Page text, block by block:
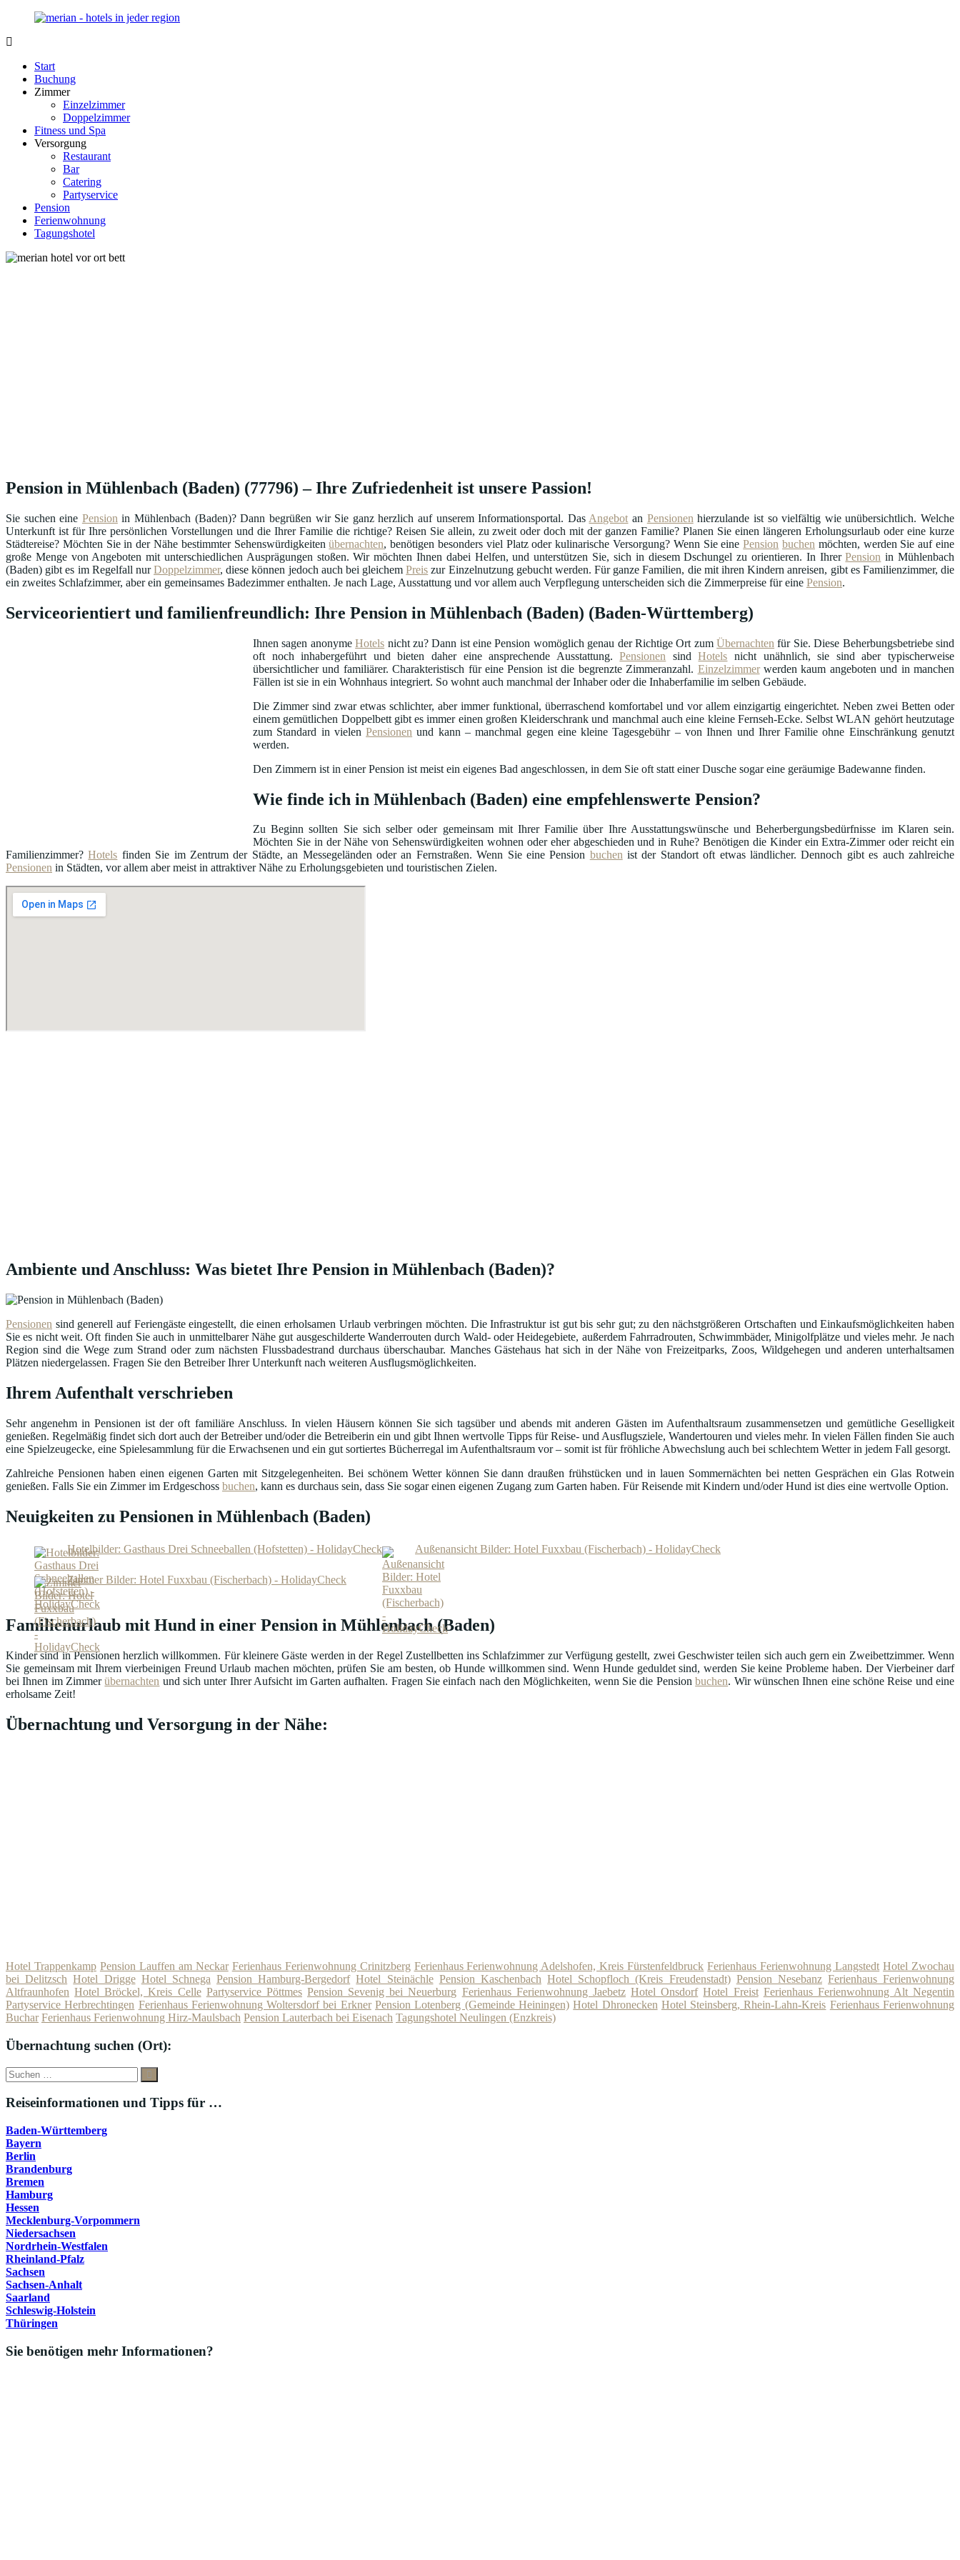
Zurück
Inhalt
Hotel.de
Portal
Hotels,
Unterkunft
Reisen
Deutschland
Start
Buchung
Zimmer
Einzelzimmer
Doppelzimmer
Fitness und Spa
Versorgung
Restaurant
Bar
Catering
Partyservice
Pension
Ferienwohnung
Tagungshotel
Pension in Mühlenbach (Baden) (77796) – Ihre Zufriedenheit ist unsere Passion!
Sie suchen eine Pension in Mühlenbach (Baden)? Dann begrüßen wir Sie ganz herzlich auf unserem Informationsportal. Das Angebot an Pensionen hierzulande ist so vielfältig wie unübersichtlich. Welche
Unterkunft ist für Ihre persönlichen Vorstellungen und die Ihrer Familie die richtige? Reisen Sie allein, zu zweit oder doch mit der ganzen Familie? Planen Sie einen längeren Erholungsurlaub oder eine kurze
Städtereise? Möchten Sie in der Nähe bestimmter Sehenswürdigkeitenübernachten, benötigen besonders viel Platz oder kulinarische Versorgung? Wenn Sie einePension buchen möchten, werden Sie auf eine
große Menge von Angeboten mit unterschiedlichen Ausprägungen stoßen. Wir möchten Ihnen dabei Helfen, und unterstützen Sie, sich in diesem Dschungel zu orientieren. In IhrerPension in Mühlenbach
(Baden) gibt es im Regelfall nurDoppelzimmer, diese können jedoch auch bei gleichemPreis zur Einzelnutzung gebucht werden. Für ganze Familien, die mit ihren Kindern anreisen, gibt es Familienzimmer, die
ein zweites Schlafzimmer, aber ein gemeinsames Badezimmer enthalten. Je nach Lage, Ausstattung und vor allem auch Verpflegung unterscheiden sich die Zimmerpreise für eine Pension.
Serviceorientiert und familienfreundlich: Ihre Pension in Mühlenbach (Baden) (Baden-Württemberg)
Ihnen sagen anonymeHotels nicht zu? Dann ist eine Pension womöglich genau der Richtige Ort zumÜbernachten für Sie. Diese Beherbungsbetriebe sind
oft noch inhabergeführt und bieten daher eine ansprechende Ausstattung.Pensionen sindHotels nicht unähnlich, sie sind aber typischerweise
übersichtlicher und familiärer. Charakteristisch für eine Pension ist die begrenzte Zimmeranzahl. Einzelzimmerwerden kaum angeboten und in manchen
Fällen ist sie in ein Wohnhaus integriert. So wohnt auch manchmal der Inhaber oder die Inhaberfamilie im selben Gebäude.
Die Zimmer sind zwar etwas schlichter, aber immer funktional, überraschend komfortabel und vor allem einzigartig eingerichtet. Neben zwei Betten oder
einem gemütlichen Doppelbett gibt es immer einen großen Kleiderschrank und manchmal auch eine kleine Fernseh-Ecke. Selbst WLAN gehört heutzutage
zum Standard in vielenPensionen und kann – manchmal gegen eine kleine Tagesgebühr – von Ihnen und Ihrer Familie ohne Einschränkung genutzt
werden.
Den Zimmern ist in einer Pension ist meist ein eigenes Bad angeschlossen, in dem Sie oft statt einer Dusche sogar eine geräumige Badewanne finden.
Wie finde ich in Mühlenbach (Baden) eine empfehlenswerte Pension?
Zu Beginn sollten Sie sich selber oder gemeinsam mit Ihrer Familie über Ihre Ausstattungswünsche und Beherbergungsbedürfnisse im Klaren sein.
Möchten Sie in der Nähe von Sehenswürdigkeiten wohnen oder eher abgeschieden und in Ruhe? Benötigen die Kinder ein Extra-Zimmer oder reicht ein
Familienzimmer?Hotels finden Sie im Zentrum der Städte, an Messegeländen oder an Fernstraßen. Wenn Sie eine Pension buchenist der Standort oft etwas ländlicher. Dennoch gibt es auch zahlreiche
Pensionen in Städten, vor allem aber meist in attraktiver Nähe zu Erholungsgebieten und touristischen Zielen.
Ambiente und Anschluss: Was bietet Ihre Pension in Mühlenbach (Baden)?
Pensionen sind generell auf Feriengäste eingestellt, die einen erholsamen Urlaub verbringen möchten. Die Infrastruktur ist gut bis sehr gut; zu den nächstgrößeren Ortschaften und Einkaufsmöglichkeiten haben
Sie es nicht weit. Oft finden Sie auch in unmittelbarer Nähe gut ausgeschilderte Wanderrouten durch Wald- oder Heidegebiete, außerdem Fahrradrouten, Schwimmbäder, Minigolfplätze und vieles mehr. Je nach
Region sind die Wege zum Strand oder zum nächsten Flussbadestrand durchaus überschaubar. Manches Gästehaus hat sich in der Nähe von Freizeitparks, Zoos, Wildgehegen und anderen unterhaltsamen
Plätzen niedergelassen. Fragen Sie den Betreiber Ihrer Unterkunft nach weiteren Ausflugsmöglichkeiten.
Ihrem Aufenthalt verschrieben
Sehr angenehm in Pensionen ist der oft familiäre Anschluss. In vielen Häusern können Sie sich tagsüber und abends mit anderen Gästen im Aufenthaltsraum zusammensetzen und gemütliche Geselligkeit
genießen. Regelmäßig findet sich dort auch der Betreiber und/oder die Betreiberin ein und gibt Ihnen wertvolle Tipps für Reise- und Ausflugsziele, Wandertouren und vieles mehr. In vielen Fällen finden Sie auch
eine Spielzeugecke, eine Spielesammlung für die Erwachsenen und ein gut sortiertes Bücherregal im Aufenthaltsraum vor – somit ist für fröhliche Abwechslung auch bei schlechtem Wetter in jedem Fall gesorgt.
Zahlreiche Pensionen haben einen eigenen Garten mit Sitzgelegenheiten. Bei schönem Wetter können Sie dann draußen frühstücken und in lauen Sommernächten bei netten Gesprächen ein Glas Rotwein
genießen. Falls Sie ein Zimmer im Erdgeschoss buchen, kann es durchaus sein, dass Sie sogar einen eigenen Zugang zum Garten haben. Für Reisende mit Kindern und/oder Hund ist dies eine wertvolle Option.
Neuigkeiten zu Pensionen in Mühlenbach (Baden)
Hotelbilder: Gasthaus Drei Schneeballen (Hofstetten) - HolidayCheck Außenansicht Bilder: Hotel Fuxxbau (Fischerbach) - HolidayCheck
Zimmer Bilder: Hotel Fuxxbau (Fischerbach) - HolidayCheck
Familienurlaub mit Hund in einer Pension in Mühlenbach (Baden)
Kinder sind in Pensionen herzlich willkommen. Für kleinere Gäste werden in der Regel Zustellbetten ins Schlafzimmer zur Verfügung gestellt, zwei Geschwister teilen sich auch gern ein Zweibettzimmer. Wenn
Sie gemeinsam mit Ihrem vierbeinigen Freund Urlaub machen möchten, prüfen Sie am besten, ob Hunde willkommen sind. Wenn Hunde geduldet sind, werden Sie keine Probleme haben. Der Vierbeiner darf
bei Ihnen im Zimmerübernachten und sich unter Ihrer Aufsicht im Garten aufhalten. Fragen Sie einfach nach den Möglichkeiten, wenn Sie die Pensionbuchen. Wir wünschen Ihnen eine schöne Reise und eine
erholsame Zeit!
Übernachtung und Versorgung in der Nähe:
Hotel Trappenkamp Pension Lauffen am Neckar Ferienhaus Ferienwohnung Crinitzberg Ferienhaus Ferienwohnung Adelshofen, Kreis Fürstenfeldbruck Ferienhaus Ferienwohnung Langstedt Hotel Zwochau
bei Delitzsch Hotel Drigge Hotel Schnega Pension Hamburg-Bergedorf Hotel Steinächle Pension Kaschenbach Hotel Schopfloch (Kreis Freudenstadt) Pension Nesebanz Ferienhaus Ferienwohnung
Altfraunhofen Hotel Bröckel, Kreis Celle Partyservice Pöttmes Pension Sevenig bei Neuerburg Ferienhaus Ferienwohnung Jaebetz Hotel Onsdorf Hotel Freist Ferienhaus Ferienwohnung Alt Negentin
Partyservice Herbrechtingen Ferienhaus Ferienwohnung Woltersdorf bei Erkner Pension Lotenberg (Gemeinde Heiningen) Hotel Dhronecken Hotel Steinsberg, Rhein-Lahn-Kreis Ferienhaus Ferienwohnung
Buchar Ferienhaus Ferienwohnung Hirz-Maulsbach Pension Lauterbach bei Eisenach Tagungshotel Neulingen (Enzkreis)
Übernachtung suchen (Ort):
Suche
nach:
Suchen
Reiseinformationen und Tipps für …
Baden-Württemberg
Bayern
Berlin
Brandenburg
Bremen
Hamburg
Hessen
Mecklenburg-Vorpommern
Niedersachsen
Nordrhein-Westfalen
Rheinland-Pfalz
Sachsen
Sachsen-Anhalt
Saarland
Schleswig-Holstein
Thüringen
Sie benötigen mehr Informationen?